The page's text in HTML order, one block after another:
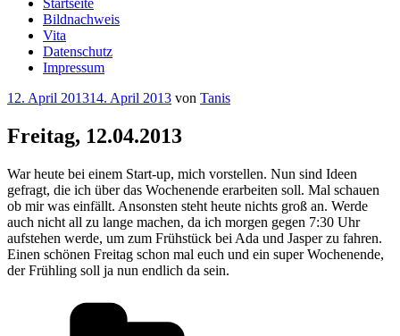
Startseite
Bildnachweis
Vita
Datenschutz
Impressum
Veröffentlicht
12. April 201314. April 2013 von Tanis
Freitag, 12.04.2013
War heute bei einem Start-up, mich vorstellen. Nun sind Ideen
gefragt, die ich über das Wochenende erarbeiten soll. Mal schauen
ob mir was einfällt. Ansonsten steht heute nichts groß an. Werde
auch nicht all zu lange machen, da ich morgen gegen 7:30 Uhr
aufstehen werde, um zum Frühstück bei Ada und Jasper zu fahren.
Einen schönen Freitag schon mal euch und ein super Wochenende,
der Frühling soll ja nun endlich da sein.